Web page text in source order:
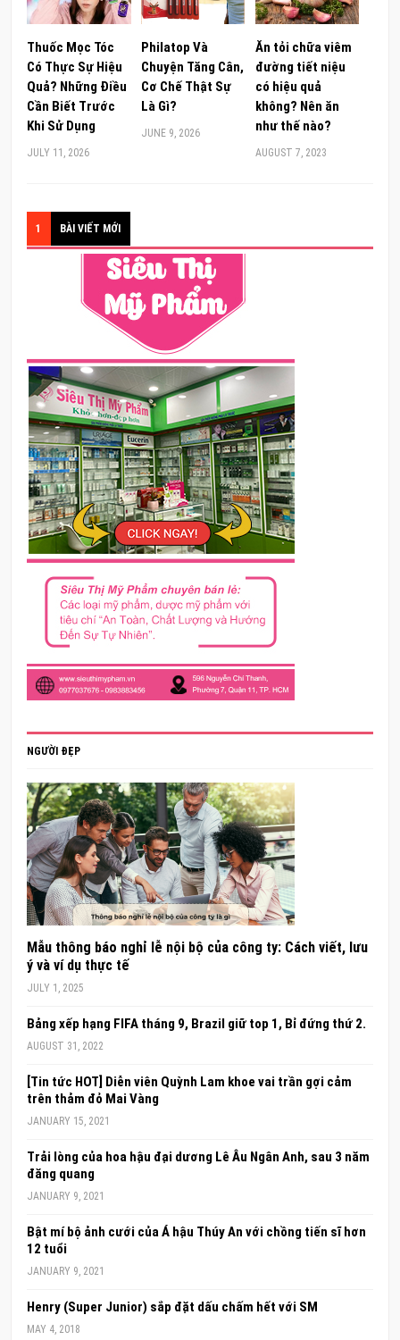
Thuốc Mọc Tóc
Có Thực Sự Hiệu
Quả? Những Điều
Cần Biết Trước
Khi Sử Dụng
JULY 11, 2026
Philatop Và
Chuyện Tăng Cân,
Cơ Chế Thật Sự
Là Gì?
JUNE 9, 2026
Ăn tỏi chữa viêm
đường tiết niệu
có hiệu quả
không? Nên ăn
như thế nào?
AUGUST 7, 2023
1 BÀI VIẾT MỚI
NGƯỜI ĐẸP
Mẫu thông báo nghỉ lễ nội bộ của công ty: Cách viết, lưu
ý và ví dụ thực tế
JULY 1, 2025
Bảng xếp hạng FIFA tháng 9, Brazil giữ top 1, Bỉ đứng thứ 2.
AUGUST 31, 2022
[Tin tức HOT] Diễn viên Quỳnh Lam khoe vai trần gợi cảm
trên thảm đỏ Mai Vàng
JANUARY 15, 2021
Trải lòng của hoa hậu đại dương Lê Âu Ngân Anh, sau 3 năm
đăng quang
JANUARY 9, 2021
Bật mí bộ ảnh cưới của Á hậu Thúy An với chồng tiến sĩ hơn
12 tuổi
JANUARY 9, 2021
Henry (Super Junior) sắp đặt dấu chấm hết với SM
MAY 4, 2018